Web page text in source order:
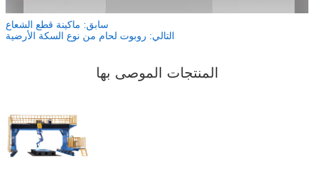
سابق: ماكينة قطع الشعاع
التالي: روبوت لحام من نوع السكة الأرضية
المنتجات الموصى بها